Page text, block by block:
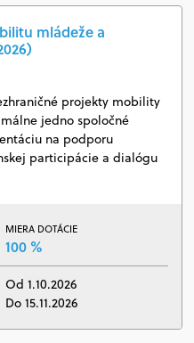
mládeže a
projekty mobility
jedno spoločné
na podporu
participácie a dialógu
MIERA DOTÁCIE
100 %
Od 1.10.2026
Do 15.11.2026